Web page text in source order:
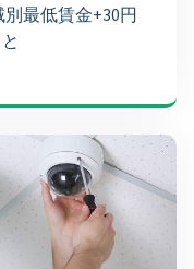
最低賃金+30円